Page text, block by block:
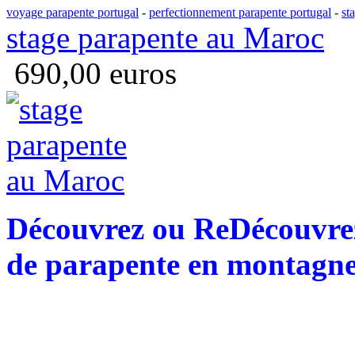
voyage parapente portugal - perfectionnement parapente portugal -
stage parapente au Maroc
690,00 euros
Découvrez ou
de parapente en